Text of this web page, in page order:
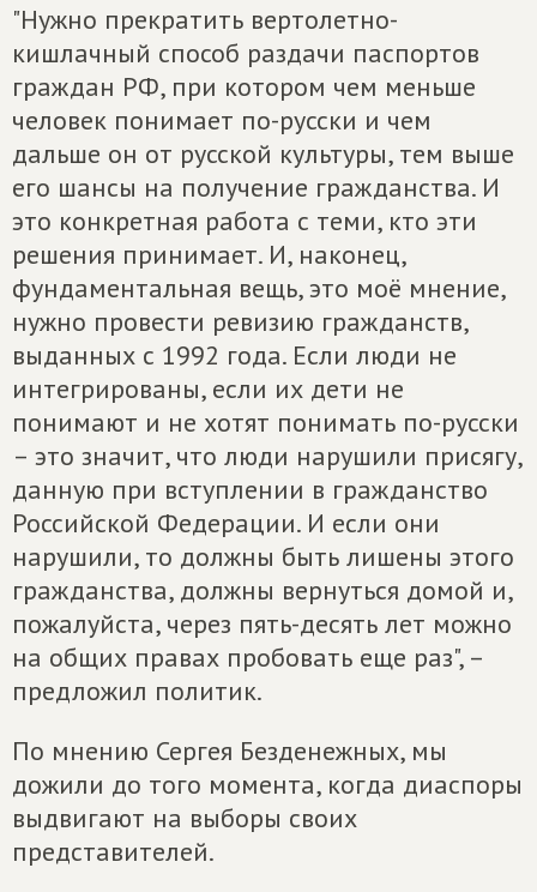
"Нужно прекратить вертолетно-
кишлачный способ раздачи паспортов
граждан РФ, при котором чем меньше
человек понимает по-русски и чем
дальше он от русской культуры, тем выше
его шансы на получение гражданства. И
это конкретная работа с теми, кто эти
решения принимает. И, наконец,
фундаментальная вещь, это моё мнение,
нужно провести ревизию гражданств,
выданных с 1992 года. Если люди не
интегрированы, если их дети не
понимают и не хотят понимать по-русски
– это значит, что люди нарушили присягу,
данную при вступлении в гражданство
Российской Федерации. И если они
нарушили, то должны быть лишены этого
гражданства, должны вернуться домой и,
пожалуйста, через пять-десять лет можно
на общих правах пробовать еще раз", –
предложил политик.
По мнению Сергея Безденежных, мы
дожили до того момента, когда диаспоры
выдвигают на выборы своих
представителей.